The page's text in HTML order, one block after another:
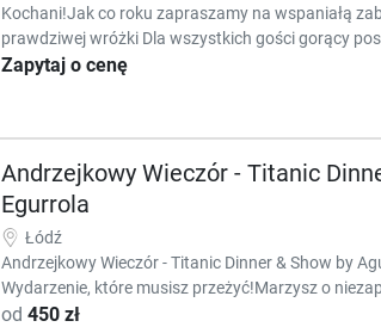
Kochani!Jak co roku zapraszamy na wspaniałą
prawdziwej wróżki Dla wszystkich gości gorący
Zapytaj o cenę
Andrzejkowy Wieczór - Titanic
Egurrola
Łódź
Andrzejkowy Wieczór - Titanic Dinner & Show by
Wydarzenie, które musisz przeżyć!Marzysz o
od 450 zł